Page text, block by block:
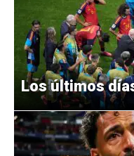
Los últimos